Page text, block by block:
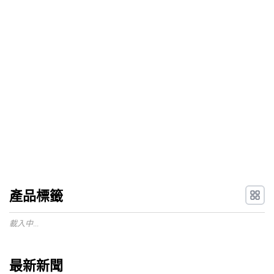
產品標籤
載入中...
最新新聞